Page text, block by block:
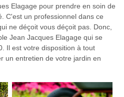
Elagage pour prendre en soin de
C'est un professionnel dans ce
ne déçoit vous déçoit pas. Donc,
Jean Jacques Elagage qui se
Il est votre disposition à tout
un entretien de votre jardin en